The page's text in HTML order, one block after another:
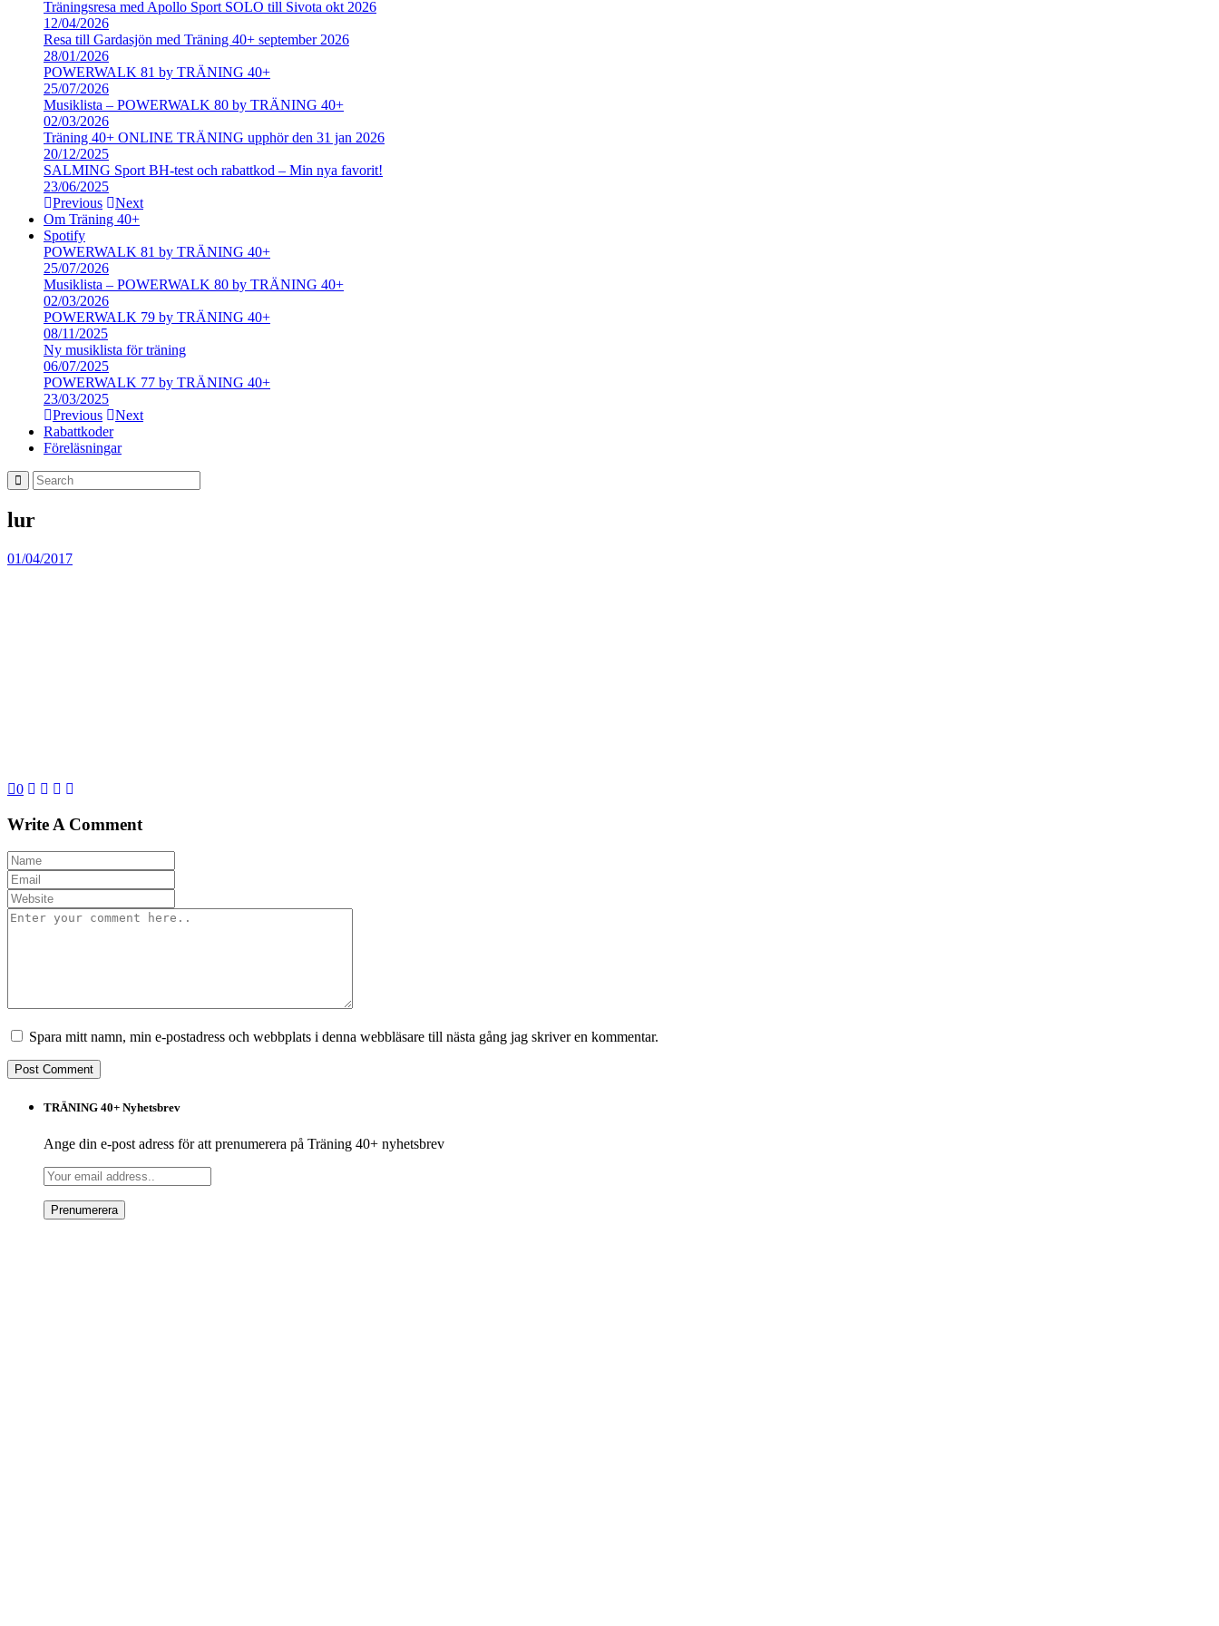
Träningsresa med Apollo Sport SOLO till Sivota okt 2026
12/04/2026
Resa till Gardasjön med Träning 40+ september 2026
28/01/2026
POWERWALK 81 by TRÄNING 40+
25/07/2026
Musiklista – POWERWALK 80 by TRÄNING 40+
02/03/2026
Träning 40+ ONLINE TRÄNING upphör den 31 jan 2026
20/12/2025
SALMING Sport BH-test och rabattkod – Min nya favorit!
23/06/2025
Previous
Next
Om Träning 40+
Spotify
POWERWALK 81 by TRÄNING 40+
25/07/2026
Musiklista – POWERWALK 80 by TRÄNING 40+
02/03/2026
POWERWALK 79 by TRÄNING 40+
08/11/2025
Ny musiklista för träning
06/07/2025
POWERWALK 77 by TRÄNING 40+
23/03/2025
Previous
Next
Rabattkoder
Föreläsningar
lur
01/04/2017
0
Write A Comment
Spara mitt namn, min e-postadress och webbplats i denna webbläsare till nästa gång jag skriver en kommentar.
TRÄNING 40+ Nyhetsbrev
Ange din e-post adress för att prenumerera på Träning 40+ nyhetsbrev